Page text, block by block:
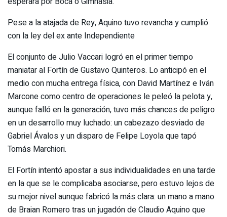
Pese a la atajada de Rey, Aquino tuvo revancha y cumplió
con la ley del ex ante Independiente
El conjunto de Julio Vaccari logró en el primer tiempo
maniatar al Fortín de Gustavo Quinteros. Lo anticipó en el
medio con mucha entrega física, con David Martínez e Iván
Marcone como centro de operaciones le peleó la pelota y,
aunque falló en la generación, tuvo más chances de peligro
en un desarrollo muy luchado: un cabezazo desviado de
Gabriel Ávalos y un disparo de Felipe Loyola que tapó
Tomás Marchiori.
El Fortín intentó apostar a sus individualidades en una tarde
en la que se le complicaba asociarse, pero estuvo lejos de
su mejor nivel aunque fabricó la más clara: un mano a mano
de Braian Romero tras un jugadón de Claudio Aquino que